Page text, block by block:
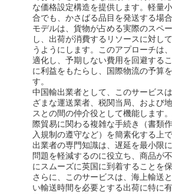
な価格設定構造を提供します。軽量
合でも、かさばる品目を発送する場
モデルは、貨物が占める実際のスペ
し、出荷が消費するリソースに対し
うようにします。このアプローチは
適化し、予期しない費用を回避する
に利益をもたらし、国際物流の予算
す。
中国輸出業者として、このサービス
ざまな運送業者、税関当局、および
スとの間の仲介役として機能します
際貿易に関わる複雑な手続き（書類
入規制の遵守など）を簡素化する上
出業者の専門知識は、遅延を最小限
問題を軽減するのに役立ち、商品が
にスムーズに英国に到着することを保
さらに、このサービスは、海上輸送
い輸送時間を必要とする出荷に特に